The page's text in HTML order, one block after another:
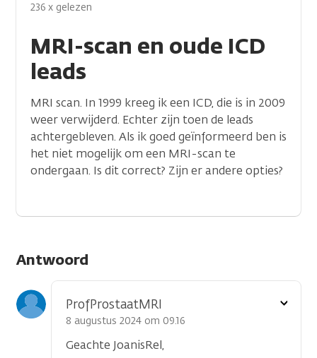
MRI-scan en oude ICD
leads
236 x gelezen
MRI scan. In 1999 kreeg ik een ICD, die is in 2009
weer verwijderd. Echter zijn toen de leads
achtergebleven. Als ik goed geïnformeerd ben is
het niet mogelijk om een MRI-scan te
ondergaan. Is dit correct? Zijn er andere opties?
Antwoord
ProfProstaatMRI
8 augustus 2024 om 09.16
Geachte JoanisRel,
Toon